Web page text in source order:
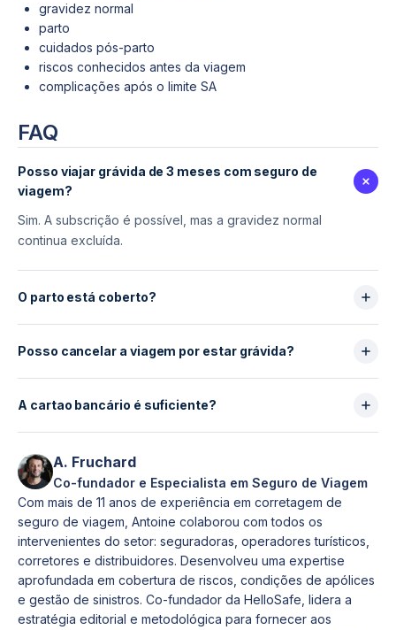
gravidez normal
parto
cuidados pós-parto
riscos conhecidos antes da viagem
complicações após o limite SA
FAQ
Posso viajar grávida de 3 meses com seguro de
viagem?
Sim. A subscrição é possível, mas a gravidez normal
continua excluída.
O parto está coberto?
Não. O parto é quase sempre excluído.
Posso cancelar a viagem por estar grávida?
Apenas em contratos muito específicos, em caso de
complicação médica imprevisível.
A cartao bancário é suficiente?
Não. Os plafonds são baixos e a gravidez é
frequentemente excluída.
A. Fruchard
Co-fundador e Especialista em Seguro de Viagem
Com mais de 11 anos de experiência em corretagem de
seguro de viagem, Antoine colaborou com todos os
intervenientes do setor: seguradoras, operadores turísticos,
corretores e distribuidores. Desenvolveu uma expertise
aprofundada em cobertura de riscos, condições de apólices
e gestão de sinistros. Co-fundador da HelloSafe, lidera a
estratégia editorial e metodológica para fornecer aos